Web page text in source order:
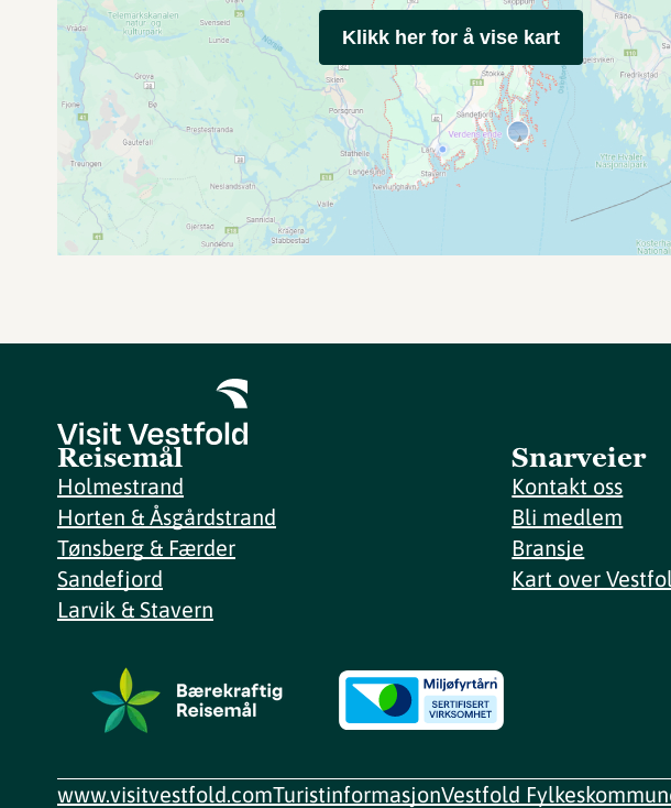
Klikk her for å vise kart
Reisemål
Holmestrand
Horten & Åsgårdstrand
Tønsberg & Færder
Sandefjord
Larvik & Stavern
Snarveier
Kontakt oss
Bli medlem
Bransje
Kart over
www.visitvestfold.comTuristinformasjonVestfold